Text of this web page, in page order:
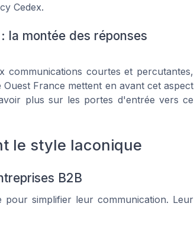
Cedex.
la montée des réponses
communications courtes et percutantes,
France mettent en avant cet aspect
plus sur les portes d'entrée vers ce
le style laconique
B2B
pour simplifier leur communication. Leur